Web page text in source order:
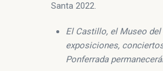
Santa 2022.
El Castillo, el Museo
exposiciones,
Ponferrada